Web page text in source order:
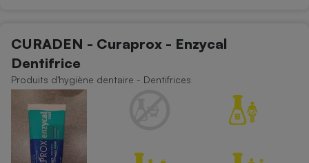
CURADEN - Curaprox - Enzycal
Dentifrice
Produits d'hygiène dentaire - Dentifrices